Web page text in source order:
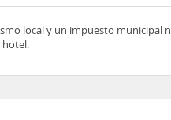
local y un impuesto municipal
hotel.